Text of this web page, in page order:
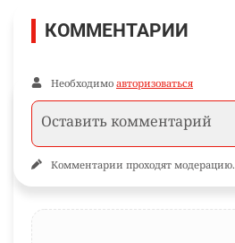
КОММЕНТАРИИ
Необходимо авторизоваться
Комментарии проходят модерацию.